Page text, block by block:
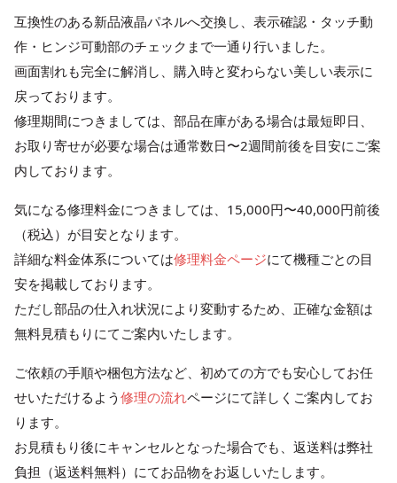
互換性のある新品液晶パネルへ交換し、表示確認・タッチ動
作・ヒンジ可動部のチェックまで一通り行いました。
画面割れも完全に解消し、購入時と変わらない美しい表示に
戻っております。
修理期間につきましては、部品在庫がある場合は最短即日、
お取り寄せが必要な場合は通常数日〜2週間前後を目安にご案
内しております。
気になる修理料金につきましては、15,000円〜40,000円前後
（税込）が目安となります。
詳細な料金体系については修理料金ページにて機種ごとの目
安を掲載しております。
ただし部品の仕入れ状況により変動するため、正確な金額は
無料見積もりにてご案内いたします。
ご依頼の手順や梱包方法など、初めての方でも安心してお任
せいただけるよう 修理の流れページにて詳しくご案内してお
ります。
お見積もり後にキャンセルとなった場合でも、返送料は弊社
負担（返送料無料）にてお品物をお返しいたします。